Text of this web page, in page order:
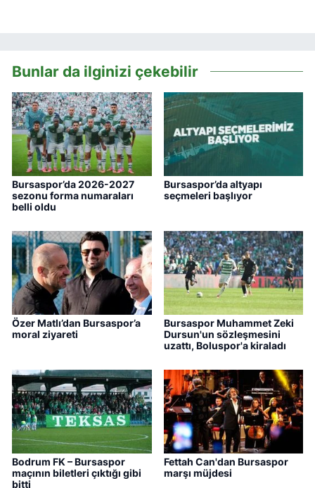
Bunlar da ilginizi çekebilir
Bursaspor’da 2026-2027
sezonu forma numaraları
belli oldu
Bursaspor’da altyapı
seçmeleri başlıyor
Özer Matlı’dan Bursaspor’a
moral ziyareti
Bursaspor Muhammet Zeki
Dursun'un sözleşmesini
uzattı, Boluspor'a kiraladı
Bodrum FK – Bursaspor
maçının biletleri çıktığı gibi
bitti
Fettah Can'dan Bursaspor
marşı müjdesi